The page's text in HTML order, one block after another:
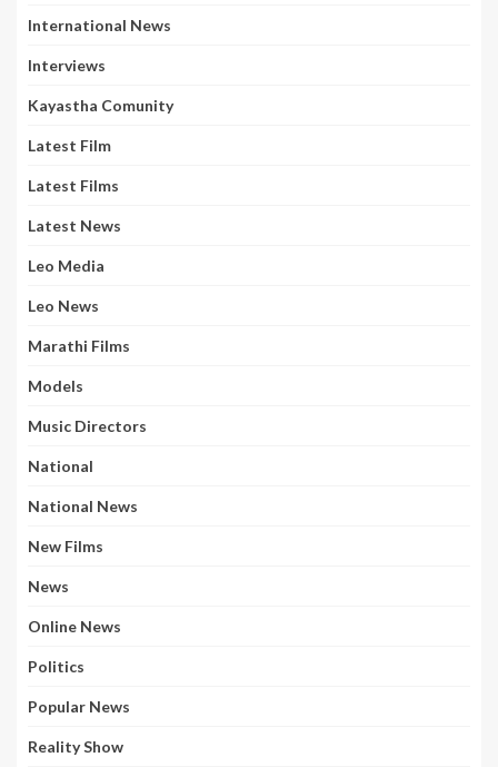
International News
Interviews
Kayastha Comunity
Latest Film
Latest Films
Latest News
Leo Media
Leo News
Marathi Films
Models
Music Directors
National
National News
New Films
News
Online News
Politics
Popular News
Reality Show